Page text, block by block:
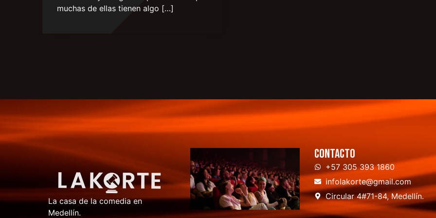
muchas de ellas tienen algo […]
La casa de la comedia en
Medellín.
Contacto
+57 305 393 1860
infolakorte@gmail.com
Circular 4#71-84, Medellín.